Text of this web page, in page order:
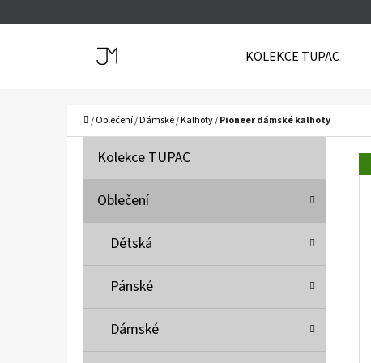
KOLEKCE TUPAC
Domů
/Oblečení/Dámské/Kalhoty/Pioneer dámské kalhoty
Přeskočit
K Kolekce TUPAC
Oblečení
Dětská
Pánské
Dámské